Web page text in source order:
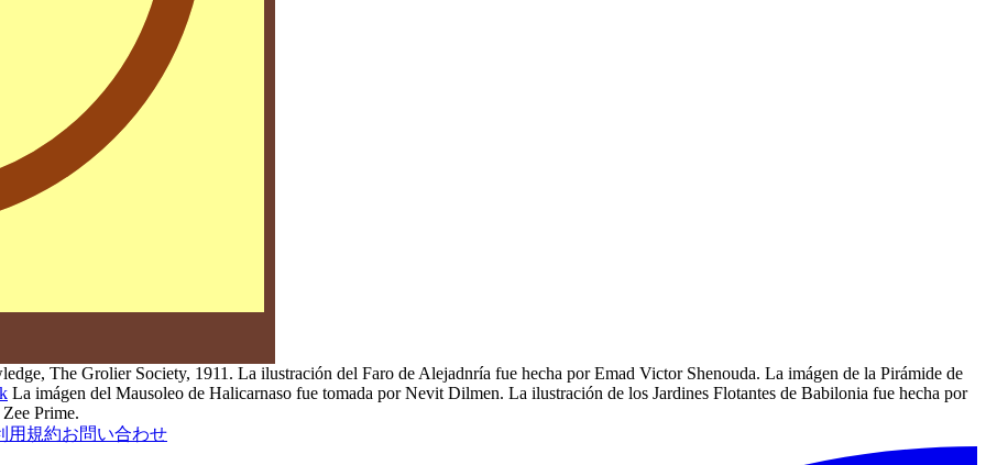
The Grolier Society, 1911. La ilustración del Faro de Alejadnría fue hecha por Emad Victor Shenouda. La imágen de la Pirámide de
La imágen del Mausoleo de Halicarnaso fue tomada por Nevit Dilmen. La ilustración de los Jardines Flotantes de Babilonia fue hecha por
Prime.
用規約お問い合わせ